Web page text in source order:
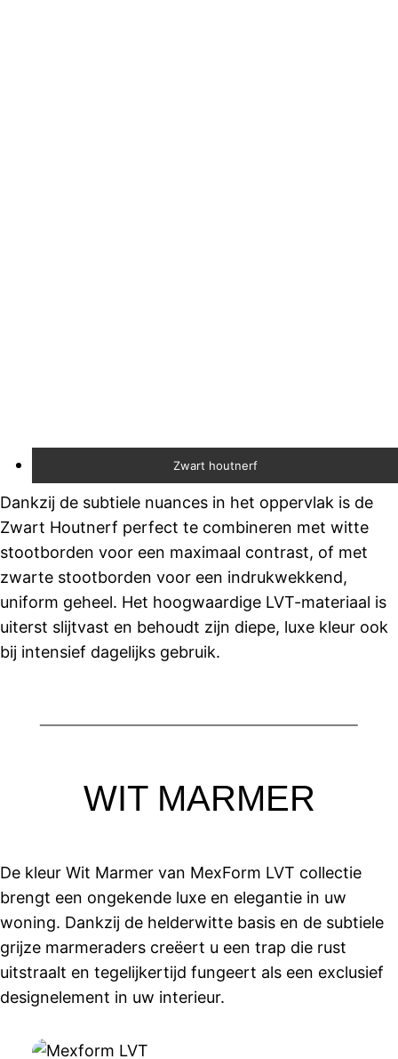
Zwart houtnerf
Dankzij de subtiele nuances in het oppervlak is de
Zwart Houtnerf perfect te combineren met witte
stootborden voor een maximaal contrast, of met
zwarte stootborden voor een indrukwekkend,
uniform geheel. Het hoogwaardige LVT-materiaal is
uiterst slijtvast en behoudt zijn diepe, luxe kleur ook
bij intensief dagelijks gebruik.
WIT MARMER
De kleur Wit Marmer van MexForm LVT collectie
brengt een ongekende luxe en elegantie in uw
woning. Dankzij de helderwitte basis en de subtiele
grijze marmeraders creëert u een trap die rust
uitstraalt en tegelijkertijd fungeert als een exclusief
designelement in uw interieur.